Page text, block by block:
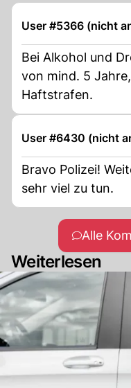
User #5366 (nicht
Bei Alkohol und
von mind. 5
Haftstrafen.
User #6430 (nicht
Bravo Polizei!
sehr viel zu tun.
Alle
Weiterlesen